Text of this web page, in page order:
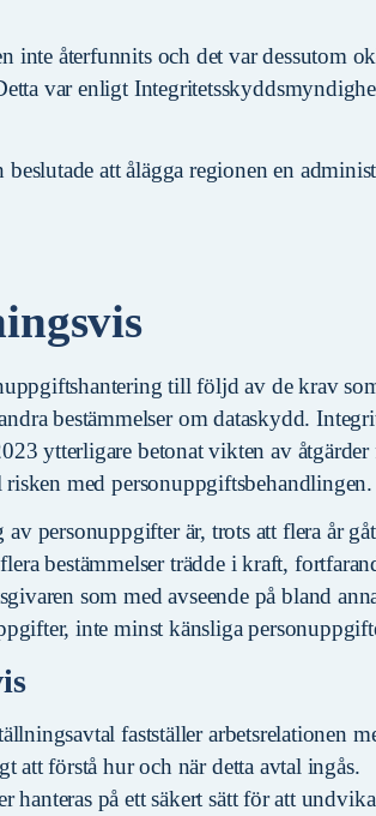
inte återfunnits och det var dessutom
var enligt
att ålägga regionen en
till följd av de krav
bestämmelser om dataskydd.
ytterligare betonat vikten av
med personuppgiftsbehandlingen.
personuppgifter är, trots att flera år
bestämmelser trädde i kraft,
som med avseende på bland
inte minst känsliga
fastställer arbetsrelationen
att förstå hur och när detta avtal ingås.
hanteras på ett säkert sätt för att